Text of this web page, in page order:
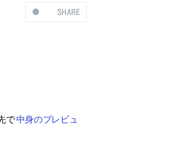
SHARE
で中身のプレビュ